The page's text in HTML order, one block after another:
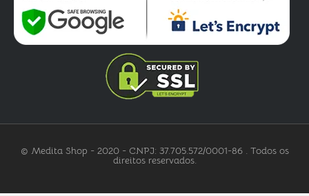
© Medita Shop - 2020 - CNPJ: 37.705.572/0001-86 . Todos os
direitos reservados.